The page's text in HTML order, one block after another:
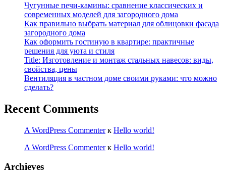
Чугунные печи-камины: сравнение классических и
современных моделей для загородного дома
Как правильно выбрать материал для облицовки фасада
загородного дома
Как оформить гостиную в квартире: практичные
решения для уюта и стиля
Title: Изготовление и монтаж стальных навесов: виды,
свойства, цены
Вентиляция в частном доме своими руками: что можно
сделать?
Recent Comments
A WordPress Commenterк Hello world!
A WordPress Commenterк Hello world!
Archieves